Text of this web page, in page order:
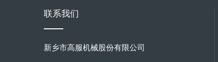
联系我们
新乡市高服机械股份有限公司